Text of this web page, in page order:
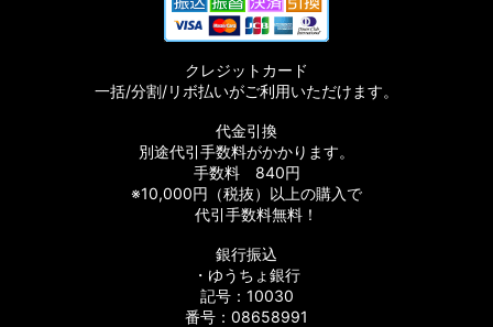
クレジットカード
一括/分割/リボ払いがご利用いただけます。
代金引換
別途代引手数料がかかります。
手数料 840円
※10,000円（税抜）以上の購入で
代引手数料無料！
銀行振込
・ゆうちょ銀行
記号：10030
番号：08658991